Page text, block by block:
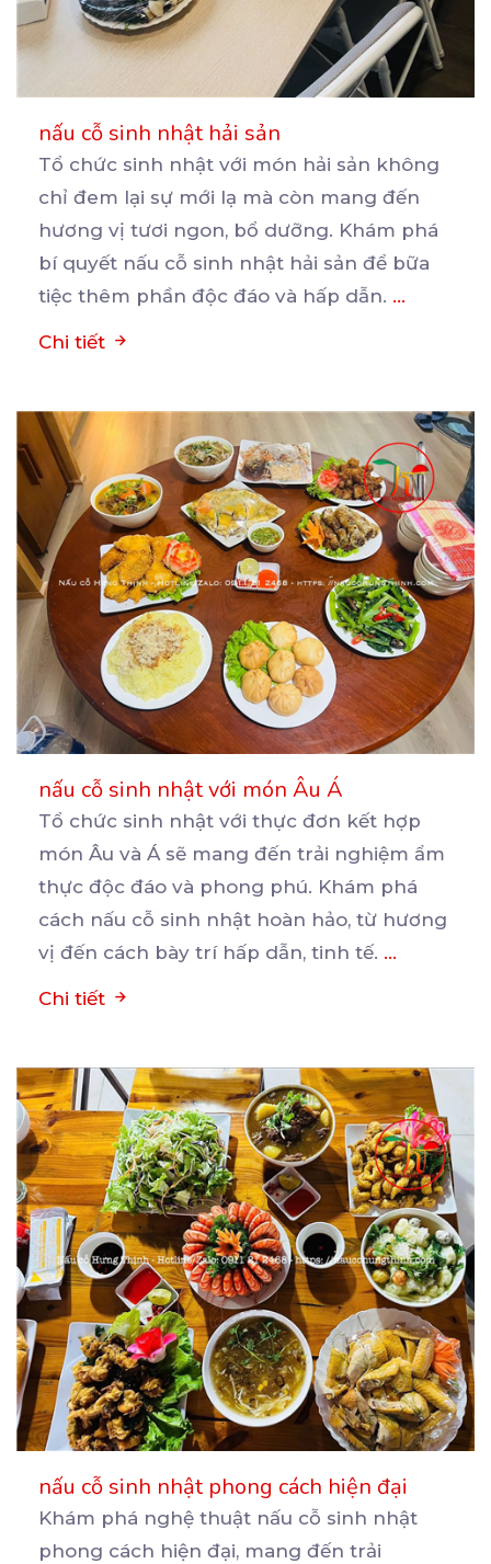
nấu cỗ sinh nhật hải sản
Tổ chức sinh nhật với món hải sản không
chỉ đem lại sự mới lạ mà còn mang đến
hương vị tươi ngon, bổ dưỡng. Khám phá
bí quyết nấu cỗ sinh nhật hải sản để bữa
tiệc thêm phần độc đáo và hấp dẫn. ...
Chi tiết
nấu cỗ sinh nhật với món Âu Á
Tổ chức sinh nhật với thực đơn kết hợp
món Âu và Á sẽ mang đến trải nghiệm ẩm
thực độc đáo và phong phú. Khám phá
cách nấu cỗ sinh nhật hoàn hảo, từ hương
vị đến cách bày trí hấp dẫn, tinh tế. ...
Chi tiết
nấu cỗ sinh nhật phong cách hiện đại
Khám phá nghệ thuật nấu cỗ sinh nhật
phong cách hiện đại, mang đến trải